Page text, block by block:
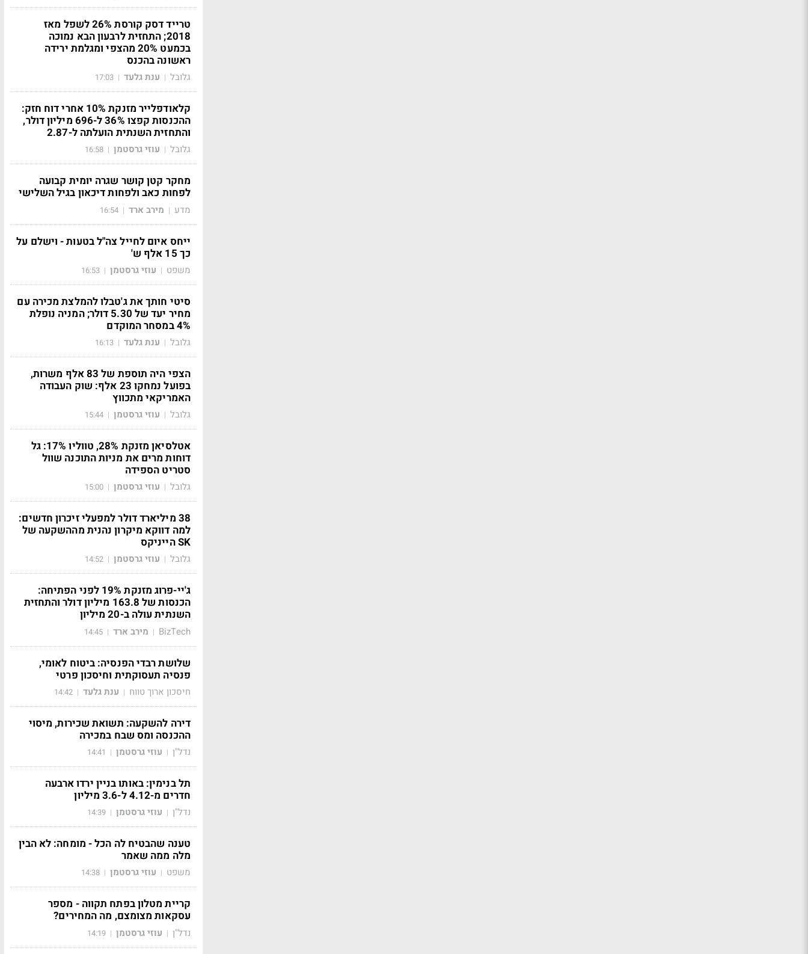
טרייד דסק קורסת 26% לשפל מאז
2018; התחזית לרבעון הבא נמוכה
בכמעט 20% מהצפי ומגלמת ירידה
ראשונה בהכנס
גלובל | ענת גלעד |
17:03
קלאודפלייר מזנקת 10% אחרי דוח חזק:
ההכנסות קפצו 36% ל-696 מיליון דולר,
והתחזית השנתית הועלתה ל-2.87
גלובל | עוזי גרסטמן |
16:58
מחקר קטן קושר שגרה יומית קבועה
לפחות כאב ולפחות דיכאון בגיל השלישי
מדע | מירב ארד |
16:54
ייחס איום לחייל צה"ל בטעות - וישלם על
כך 15 אלף ש'
משפט | עוזי גרסטמן |
16:53
סיטי חותך את ג'טבלו להמלצת מכירה עם
מחיר יעד של 5.30 דולר; המניה נופלת
4% במסחר המוקדם
גלובל | ענת גלעד |
16:13
הצפי היה תוספת של 83 אלף משרות,
בפועל נמחקו 23 אלף: שוק העבודה
האמריקאי מתכווץ
גלובל | עוזי גרסטמן |
15:44
אטלסיאן מזנקת 28%, טווליו 17%: גל
דוחות מרים את מניות התוכנה שוול
סטריט הספידה
גלובל | עוזי גרסטמן |
15:00
38 מיליארד דולר למפעלי זיכרון חדשים:
למה דווקא מיקרון נהנית מההשקעה של
SK הייניקס
גלובל | עוזי גרסטמן |
14:52
ג'יי-פרוג מזנקת 19% לפני הפתיחה:
הכנסות של 163.8 מיליון דולר והתחזית
השנתית עולה ב-20 מיליון
BizTech
| מירב ארד |
14:45
שלושת רבדי הפנסיה: ביטוח לאומי,
פנסיה תעסוקתית וחיסכון פרטי
חיסכון ארוך טווח | ענת גלעד |
14:42
דירה להשקעה: תשואת שכירות, מיסוי
ההכנסה ומס שבח במכירה
נדל"ן | עוזי גרסטמן |
14:41
תל בנימין: באותו בניין ירדו ארבעה
חדרים מ-4.12 ל-3.6 מיליון
נדל"ן | עוזי גרסטמן |
14:39
טענה שהבטיח לה הכל - מומחה: לא הבין
מלה ממה שאמר
משפט | עוזי גרסטמן |
14:38
קריית מטלון בפתח תקווה - מספר
עסקאות מצומצם, מה המחירים?
נדל"ן | עוזי גרסטמן |
14:19